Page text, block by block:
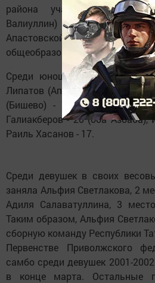
района участвовала
Валиуллин) из 6 юношей и
Апастовской, Азбабинской
общеобразовательных школ.
Среди юношей в своих
Липатов (Апастово) занял 5
(Бишево) - 7 место, Айрат
Галиакберов - 20 (оба
Раиль Хасанов - 17.
Среди девушек в своих
заняла Альфия Светлакова, 2
Адиля Салаватуллина, 3
Таким образом, Альфия
сборную команду Республики
Первенстве Приволжского
самбо среди девушек 2001-
в конце марта. Остальные